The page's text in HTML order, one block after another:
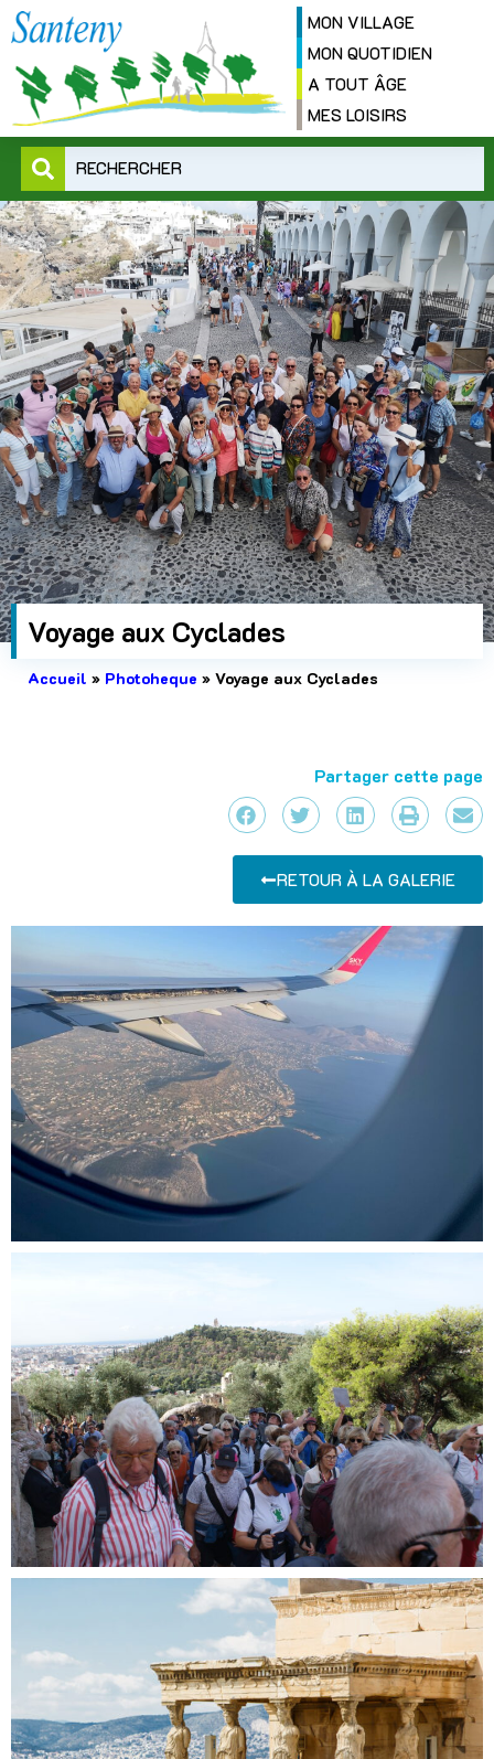
MON VILLAGE
MON QUOTIDIEN
A TOUT ÂGE
MES LOISIRS
RECHERCHER
Voyage aux Cyclades
Accueil » Photoheque » Voyage aux Cyclades
Partager cette page
RETOUR À LA GALERIE